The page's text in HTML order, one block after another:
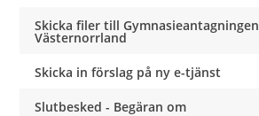
Skicka filer till Gymnasieantagningen
Västernorrland
Skicka in förslag på ny e-tjänst
Slutbesked - Begäran om